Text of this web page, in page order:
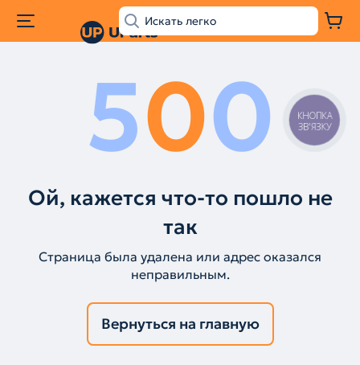
500
Ой, кажется что-то пошло не
так
Страница была удалена или адрес оказался
неправильным.
Вернуться на главную
КНОПКА
ЗВ'ЯЗКУ